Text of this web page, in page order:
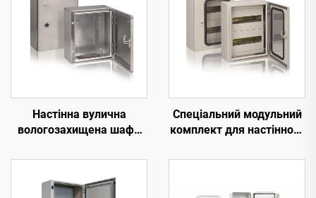
Настінна вулична
вологозахищена шафа
Спеціальний модульний
комплект для настінного